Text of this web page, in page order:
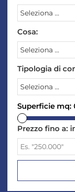
Cosa:
Tipologia di
Superficie mq:
Prezzo fino a: